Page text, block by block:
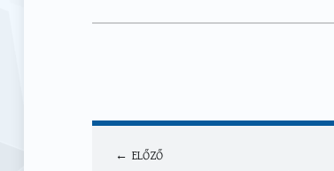
Bejegyzés navigáció
ELŐZŐ